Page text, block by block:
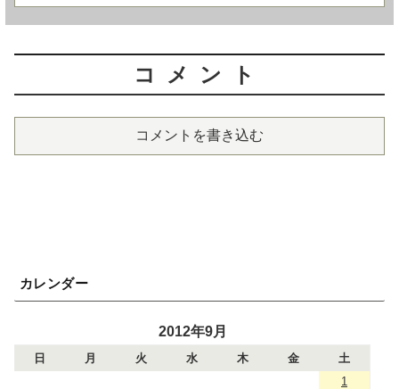
コメント
コメントを書き込む
カレンダー
2012年9月
日 月 火 水 木 金
土
1